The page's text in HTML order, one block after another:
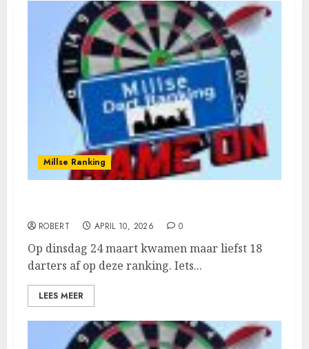
Millse Ranking
ROBERT APRIL 10, 2026 0
Op dinsdag 24 maart kwamen maar liefst 18
darters af op deze ranking. Iets...
LEES MEER